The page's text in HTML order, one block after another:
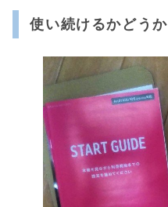
使い続けるかどうか